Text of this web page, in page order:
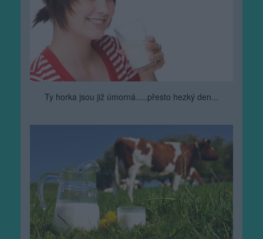
Ty horka jsou již úmorná.....přesto hezký den...